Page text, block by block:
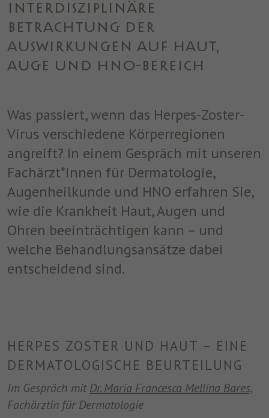
INTERDISZIPLINÄRE
BETRACHTUNG DER
AUSWIRKUNGEN AUF HAUT,
AUGE UND HNO-BEREICH
Was passiert, wenn das Herpes-Zoster-
Virus verschiedene Körperregionen
angreift? In einem Gespräch mit unseren
Fachärzt*innen für Dermatologie,
Augenheilkunde und HNO erfahren Sie,
wie die Krankheit Haut, Augen und
Ohren beeinträchtigen kann – und
welche Behandlungsansätze dabei
entscheidend sind.
HERPES ZOSTER UND HAUT – EINE
DERMATOLOGISCHE BEURTEILUNG
Im Gespräch mitDr. Maria Francesca Mellina Bares,
Fachärztin für Dermatologie
Laufzeit 1 Jahr
Dieses Cookie wird verwendet, um Ihre
Analytics
Analytische Cookies helfen uns, unsere Website zu verbessern,
indem sie Informationen über ihre Nutzung sammeln und
melden.
Benutzt um die Web-Navigation des Nutzers zu überwachen und
ein Profil seiner Gewohnheiten zu erstellen.
Name _fbp
Laufzeit 3 Monate
Zweck
Dieses Cookie wird von Facebook gesetzt,
um nach dem Besuch der Website entweder
auf Facebook oder auf einer digitalen
Plattform, die von Facebook-Werbung
Anbieter Facebook
Facebook setzt dieses Cookie, um den
Cookie-Informationen anzeigen